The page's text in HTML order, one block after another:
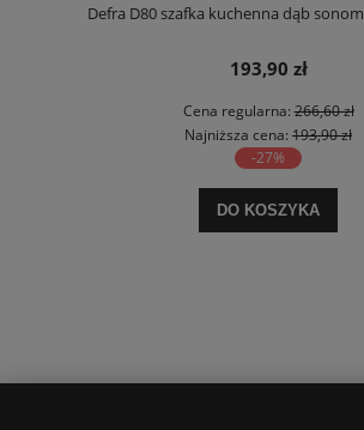
Defra D80 szafka kuchenna dąb
193,90 zł
Cena regularna:266,60 zł
Najniższa cena: 193,90 zł
-27%
DO KOSZYKA